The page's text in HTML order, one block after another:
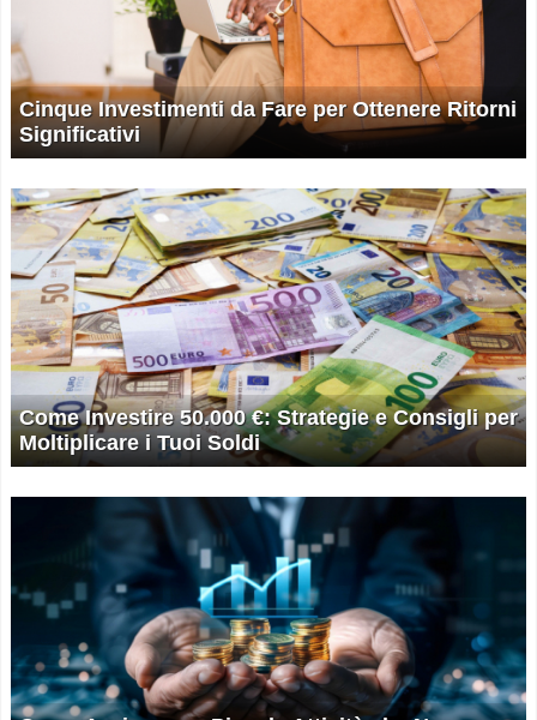
Cinque Investimenti da Fare per Ottenere Ritorni
Significativi
Come Investire 50.000 €: Strategie e Consigli per
Moltiplicare i Tuoi Soldi